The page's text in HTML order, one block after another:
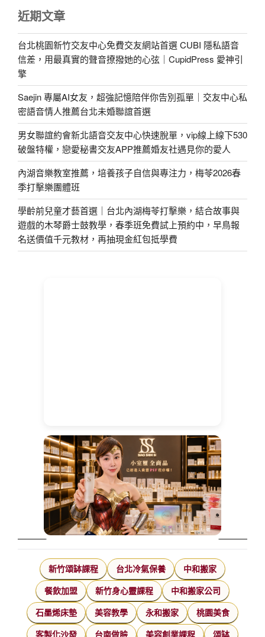
近期文章
台北桃園新竹交友中心免費交友網站首選 CUBI 隱私語音
信差，用最真實的聲音撩撥她的心弦｜CupidPress 愛神引
擎
Saejin 專屬AI女友，超強記憶陪伴你告別孤單｜交友中心私
密語音情人推薦台北未婚聯誼首選
男女聯誼約會新北語音交友中心快速脫單，vip線上線下530
破盤特權，戀愛秘書交友APP推薦婚友社遇見你的愛人
內湖音樂教室推薦，培養孩子自信與專注力，梅苓2026春
季打擊樂團體班
學齡前兒童才藝首選｜台北內湖梅苓打擊樂，結合故事與
遊戲的木琴爵士鼓教學，春季班免費試上預約中，早鳥報
名送價值千元教材，再抽現金紅包抵學費
新竹頌缽課程 台北冷氣保養 中和搬家
餐飲加盟 新竹身心靈課程 中和搬家公司
石墨烯床墊 美容教學 永和搬家 桃園美食
客製化沙發 台南做臉 美容創業課程 頌缽